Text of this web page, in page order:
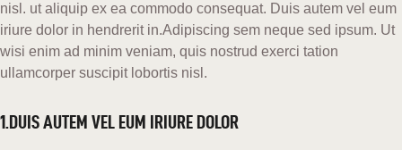
nisl. ut aliquip ex ea commodo consequat. Duis autem vel eum
iriure dolor in hendrerit in.Adipiscing sem neque sed ipsum. Ut
wisi enim ad minim veniam, quis nostrud exerci tation
ullamcorper suscipit lobortis nisl.
1.DUIS AUTEM VEL EUM IRIURE DOLOR